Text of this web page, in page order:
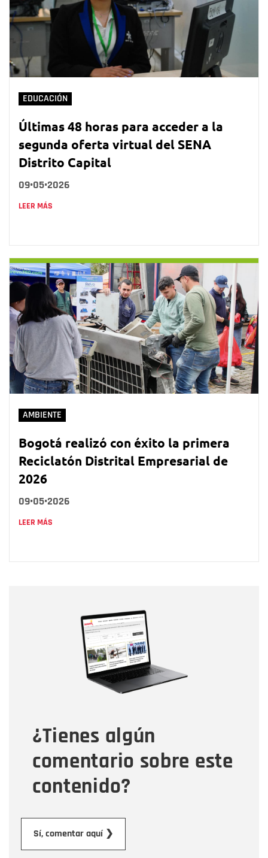
EDUCACIÓN
Últimas 48 horas para acceder a la
segunda oferta virtual del SENA
Distrito Capital
09•05•2026
LEER MÁS
AMBIENTE
Bogotá realizó con éxito la primera
Reciclatón Distrital Empresarial de
2026
09•05•2026
LEER MÁS
¿Tienes algún
comentario sobre este
contenido?
Sí, comentar aquí ❯
Correo electrónico
Tipo de comentario
Mensaje